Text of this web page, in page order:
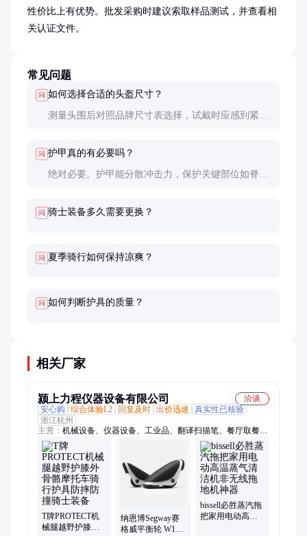
性价比上有优势。批发采购时建议索取样品测试，并查看相
关认证文件。
常见问题
问 如何选择合适的头盔尺寸？
测量头围后对照品牌尺寸表选择，试戴时应感到紧密
问 护甲真的有必要吗？
绝对必要。护甲能分散冲击力，保护关键部位如脊
问 骑士装备多久需要更换？
问 夏季骑行如何保持凉爽？
问 如何判断护具的质量？
相关厂家
颍上力程仪器设备有限公司
洽谈
安心购
综合体验L2 回复及时 出价迅速
真实性已核验
浙江杭州
主营： 机械设备、仪器设备、工业品、翻译扫描笔、餐厅取餐叫
号器、会议大平板彩电、超高清电视机、热收缩包装机、激光打
印机、燃气热水器、机械表全自动、和田玉、下死点检知器、专
业重锤电钢琴、杀菌消毒机、无线叫号机、驾驶式洗地机、激光
电子经纬仪、除湿机家用、除湿机工业、取暖炉、温湿度计、吸
尘器
T牌PROTECT机
械腿越野护膝外
纳恩博Segway赛
格威平衡轮 W1分
bissell必胜蒸汽拖
把家用电动高温